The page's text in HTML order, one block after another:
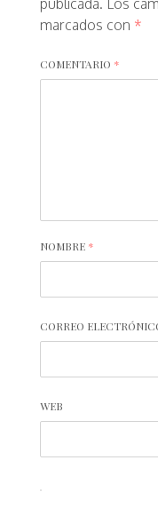
publicada. Los
marcados con *
COMENTARIO *
NOMBRE *
CORREO
WEB